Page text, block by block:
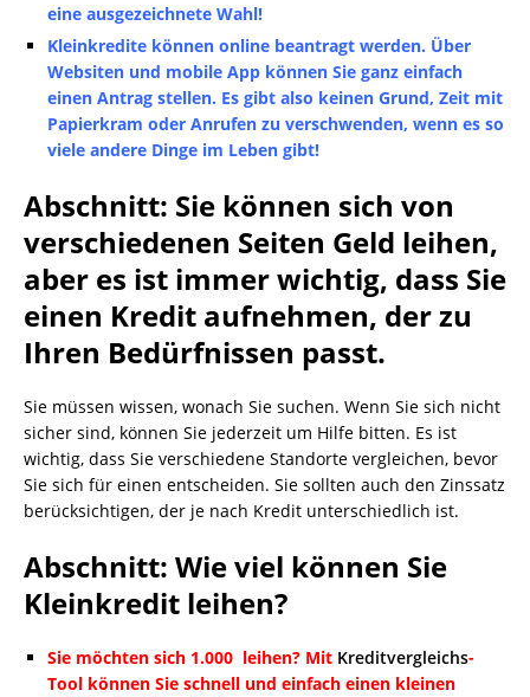
eine ausgezeichnete Wahl!
Kleinkredite können online beantragt werden. Über
Websiten und mobile App können Sie ganz einfach
einen Antrag stellen. Es gibt also keinen Grund, Zeit mit
Papierkram oder Anrufen zu verschwenden, wenn es so
viele andere Dinge im Leben gibt!
Abschnitt: Sie können sich von
verschiedenen Seiten Geld leihen,
aber es ist immer wichtig, dass Sie
einen Kredit aufnehmen, der zu
Ihren Bedürfnissen passt.
Sie müssen wissen, wonach Sie suchen. Wenn Sie sich nicht
sicher sind, können Sie jederzeit um Hilfe bitten. Es ist
wichtig, dass Sie verschiedene Standorte vergleichen, bevor
Sie sich für einen entscheiden. Sie sollten auch den Zinssatz
berücksichtigen, der je nach Kredit unterschiedlich ist.
Abschnitt: Wie viel können Sie
Kleinkredit leihen?
Sie möchten sich 1.000 leihen? Mit Kreditvergleichs-
Tool können Sie schnell und einfach einen kleinen